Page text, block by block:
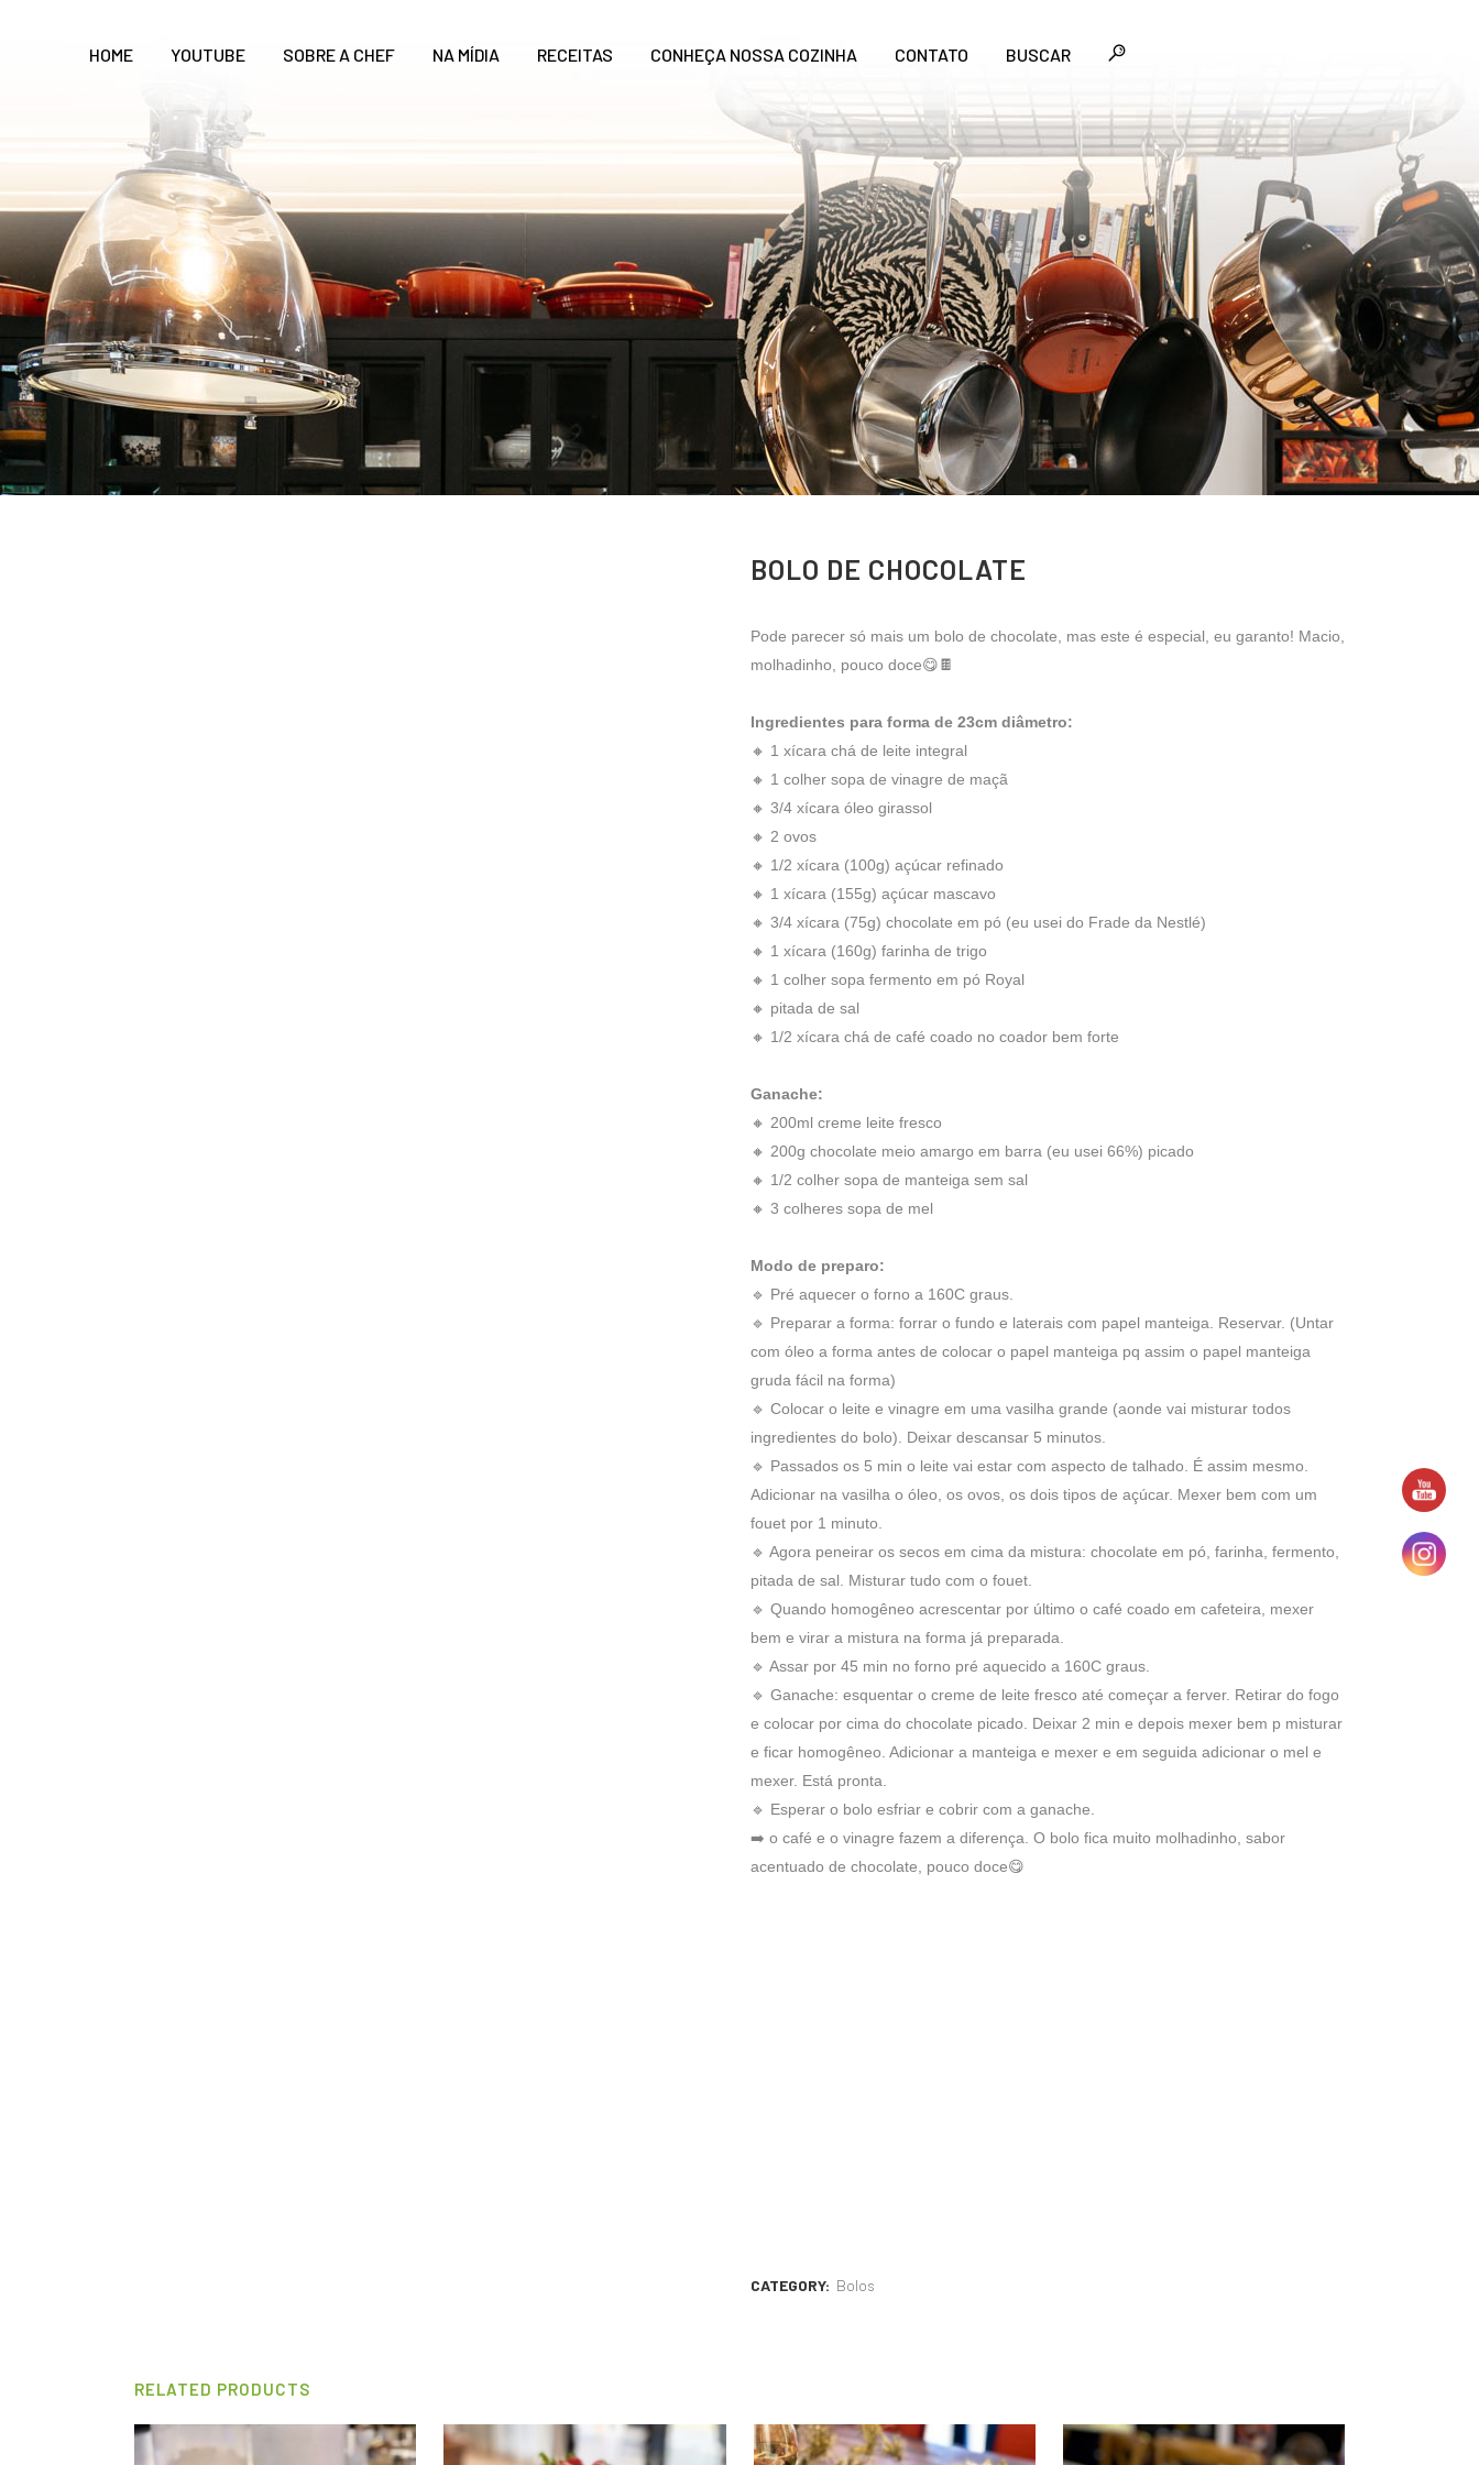
HOME YOUTUBE SOBRE A CHEF NA MÍDIA RECEITAS CONHEÇA NOSSA COZINHA CONTATO BUSCAR
BOLO DE CHOCOLATE
Pode parecer só mais um bolo de chocolate, mas este é especial, eu garanto! Macio,
molhadinho, pouco doce😋🍫
Ingredientes para forma de 23cm diâmetro:
🔸 1 xícara chá de leite integral
🔸 1 colher sopa de vinagre de maçã
🔸 3/4 xícara óleo girassol
🔸 2 ovos
🔸 1/2 xícara (100g) açúcar refinado
🔸 1 xícara (155g) açúcar mascavo
🔸 3/4 xícara (75g) chocolate em pó (eu usei do Frade da Nestlé)
🔸 1 xícara (160g) farinha de trigo
🔸 1 colher sopa fermento em pó Royal
🔸 pitada de sal
🔸 1/2 xícara chá de café coado no coador bem forte
Ganache:
🔸 200ml creme leite fresco
🔸 200g chocolate meio amargo em barra (eu usei 66%) picado
🔸 1/2 colher sopa de manteiga sem sal
🔸 3 colheres sopa de mel
Modo de preparo:
🔹 Pré aquecer o forno a 160C graus.
🔹 Preparar a forma: forrar o fundo e laterais com papel manteiga. Reservar. (Untar
com óleo a forma antes de colocar o papel manteiga pq assim o papel manteiga
gruda fácil na forma)
🔹 Colocar o leite e vinagre em uma vasilha grande (aonde vai misturar todos
ingredientes do bolo). Deixar descansar 5 minutos.
🔹 Passados os 5 min o leite vai estar com aspecto de talhado. É assim mesmo.
Adicionar na vasilha o óleo, os ovos, os dois tipos de açúcar. Mexer bem com um
fouet por 1 minuto.
🔹 Agora peneirar os secos em cima da mistura: chocolate em pó, farinha, fermento,
pitada de sal. Misturar tudo com o fouet.
🔹 Quando homogêneo acrescentar por último o café coado em cafeteira, mexer
bem e virar a mistura na forma já preparada.
🔹 Assar por 45 min no forno pré aquecido a 160C graus.
🔹 Ganache: esquentar o creme de leite fresco até começar a ferver. Retirar do fogo
e colocar por cima do chocolate picado. Deixar 2 min e depois mexer bem p misturar
e ficar homogêneo. Adicionar a manteiga e mexer e em seguida adicionar o mel e
mexer. Está pronta.
🔹 Esperar o bolo esfriar e cobrir com a ganache.
➡️ o café e o vinagre fazem a diferença. O bolo fica muito molhadinho, sabor
acentuado de chocolate, pouco doce😋
CATEGORY: Bolos
RELATED PRODUCTS